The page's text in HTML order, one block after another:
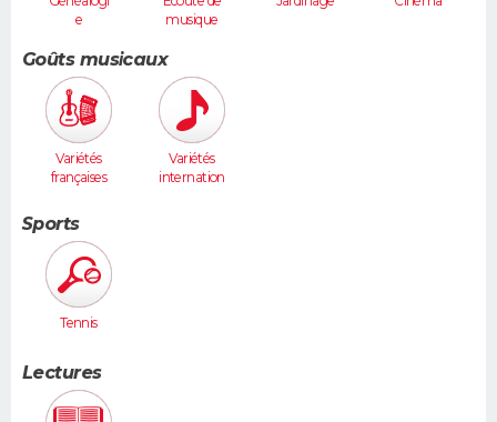
e
musique
Goûts musicaux
Variétés
françaises
Variétés
internation
Sports
Tennis
Lectures